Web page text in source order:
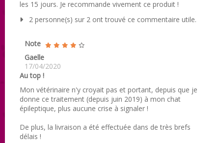
les 15 jours. Je recommande vivement ce produit !
2 personne(s) sur 2 ont trouvé ce commentaire utile.
Note
Gaelle
17/04/2020
Au top !
Mon vétérinaire n'y croyait pas et portant, depuis que je
donne ce traitement (depuis juin 2019) à mon chat
épileptique, plus aucune crise à signaler !
De plus, la livraison a été effectuée dans de très brefs
délais !